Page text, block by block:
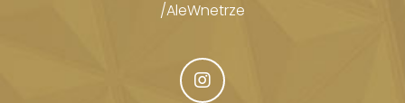
/AleWnetrze